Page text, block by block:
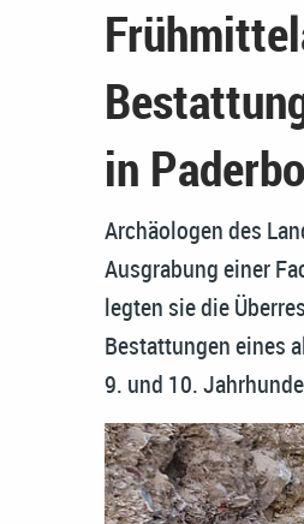
in
Archäologen des
Ausgrabung einer
legten sie die
Bestattungen eines
9. und 10.